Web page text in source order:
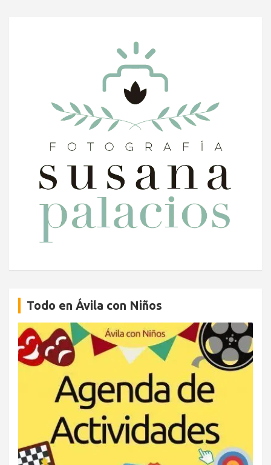
Todo en Ávila con Niños